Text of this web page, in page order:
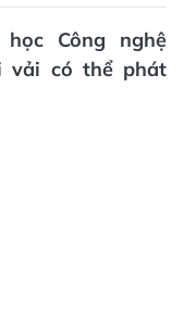
Công nghệ
vải có thể phát